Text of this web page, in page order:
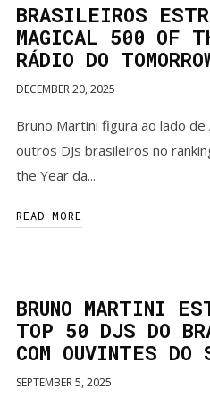
BRASILEIROS
MAGICAL 500 OF
RÁDIO DO
DECEMBER 20, 2025
Bruno Martini figura ao lado de
outros DJs brasileiros no
the Year da...
READ MORE
BRUNO MARTINI
TOP 50 DJS DO
COM OUVINTES DO
SEPTEMBER 5, 2025